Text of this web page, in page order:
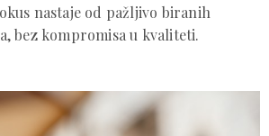
nastaje od pažljivo biranih
bez kompromisa u kvaliteti.